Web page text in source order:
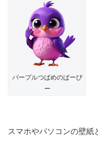
パープルつばめのぱーぴ
ー
スマホやパソコンの壁紙